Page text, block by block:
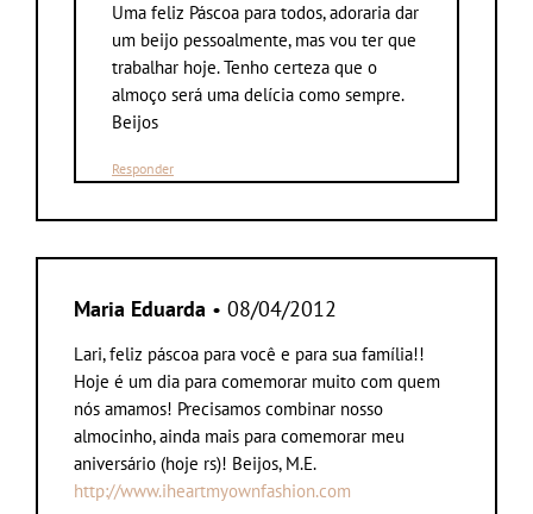
Uma feliz Páscoa para todos, adoraria dar
um beijo pessoalmente, mas vou ter que
trabalhar hoje. Tenho certeza que o
almoço será uma delícia como sempre.
Beijos
Responder
Maria Eduarda • 08/04/2012
Lari, feliz páscoa para você e para sua família!!
Hoje é um dia para comemorar muito com quem
nós amamos! Precisamos combinar nosso
almocinho, ainda mais para comemorar meu
aniversário (hoje rs)! Beijos, M.E.
http://www.iheartmyownfashion.com